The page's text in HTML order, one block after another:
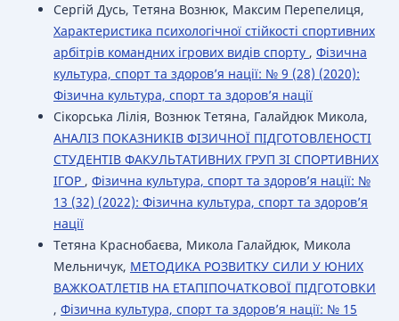
Сергій Дусь, Тетяна Вознюк, Максим Перепелиця,
Характеристика психологічної стійкості спортивних
арбітрів командних ігрових видів спорту , Фізична
культура, спорт та здоров’я нації: № 9 (28) (2020):
Фізична культура, спорт та здоров’я нації
Сікорська Лілія, Вознюк Тетяна, Галайдюк Микола,
АНАЛІЗ ПОКАЗНИКІВ ФІЗИЧНОЇ ПІДГОТОВЛЕНОСТІ
СТУДЕНТІВ ФАКУЛЬТАТИВНИХ ГРУП ЗІ СПОРТИВНИХ
ІГОР , Фізична культура, спорт та здоров’я нації: №
13 (32) (2022): Фізична культура, спорт та здоров’я
нації
Тетяна Краснобаєва, Микола Галайдюк, Микола
Мельничук, МЕТОДИКА РОЗВИТКУ СИЛИ У ЮНИХ
ВАЖКОАТЛЕТІВ НА ЕТАПІПОЧАТКОВОЇ ПІДГОТОВКИ
, Фізична культура, спорт та здоров’я нації: № 15